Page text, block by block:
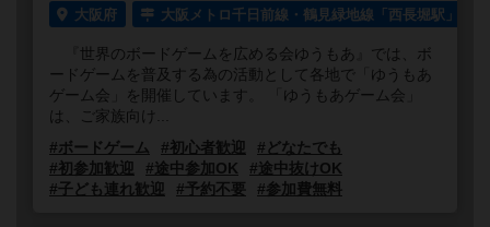
大阪府 大阪メトロ千日前線・鶴見緑地線「西長堀駅」よ
『世界のボードゲームを広める会ゆうもあ』では、ボ
ードゲームを普及する為の活動として各地で「ゆうもあ
ゲーム会」を開催しています。 「ゆうもあゲーム会」
は、ご家族向け...
#ボードゲーム
#初心者歓迎
#どなたでも
#初参加歓迎
#途中参加OK
#途中抜けOK
#子ども連れ歓迎
#予約不要 #参加費無料